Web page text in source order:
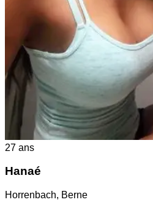
27 ans
Hanaé
Horrenbach, Berne